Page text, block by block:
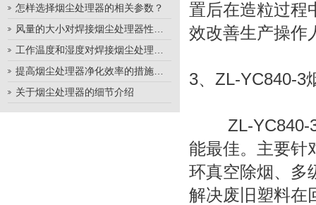
怎样选择烟尘处理器的相关参数？
关于烟尘处理器的细节介绍
置后在造粒过程
效改善生产操作
3、ZL-YC840-3
ZL-YC840-3
能最佳。主要针
环真空除烟、多
解决废旧塑料在